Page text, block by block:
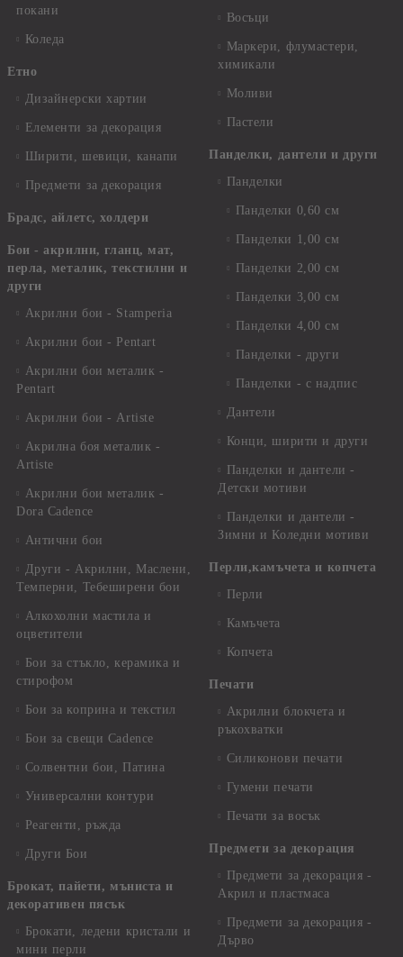
покани
Коледа
Етно
Дизайнерски хартии
Елементи за декорация
Ширити, шевици, канапи
Предмети за декорация
Брадс, айлетс, холдери
Бои - акрилни, гланц, мат,
перла, металик, текстилни и
други
Акрилни бои - Stamperia
Акрилни бои - Pentart
Акрилни бои металик -
Pentart
Акрилни бои - Artiste
Акрилна боя металик -
Artiste
Акрилни бои металик -
Dora Cadence
Антични бои
Други - Акрилни, Маслени,
Темперни, Тебеширени бои
Алкохолни мастила и
оцветители
Бои за стъкло, керамика и
стирофом
Бои за коприна и текстил
Бои за свещи Cadence
Солвентни бои, Патина
Универсални контури
Реагенти, ръжда
Други Бои
Брокат, пайети, мъниста и
декоративен пясък
Брокати, ледени кристали и
мини перли
Восъци
Маркери, флумастери,
химикали
Моливи
Пастели
Панделки, дантели и други
Панделки
Панделки 0,60 см
Панделки 1,00 см
Панделки 2,00 см
Панделки 3,00 см
Панделки 4,00 см
Панделки - други
Панделки - с надпис
Дантели
Конци, ширити и други
Панделки и дантели -
Детски мотиви
Панделки и дантели -
Зимни и Коледни мотиви
Перли,камъчета и копчета
Перли
Камъчета
Копчета
Печати
Акрилни блокчета и
ръкохватки
Силиконови печати
Гумени печати
Печати за восък
Предмети за декорация
Предмети за декорация -
Акрил и пластмаса
Предмети за декорация -
Дърво